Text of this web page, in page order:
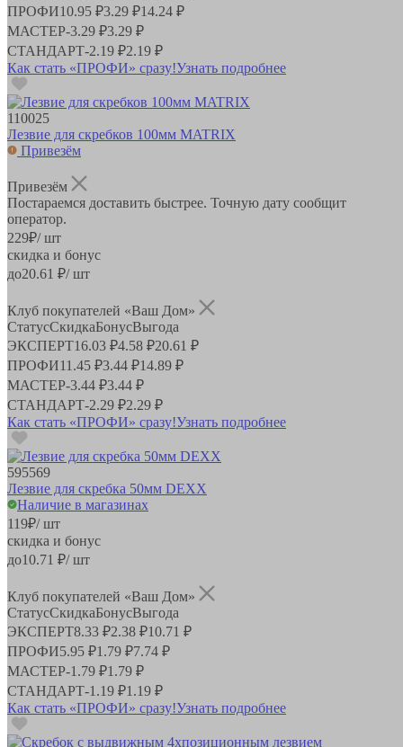
ПРОФИ10.95 ₽3.29 ₽14.24 ₽
МАСТЕР-3.29 ₽3.29 ₽
СТАНДАРТ-2.19 ₽2.19 ₽
Как стать «ПРОФИ» сразу!Узнать подробнее
110025
Лезвие для скребков 100мм MATRIX
Привезём
Привезём
Постараемся доставить быстрее. Точную дату сообщит
оператор.
229₽/ шт
скидка и бонус
до20.61 ₽/ шт
Клуб покупателей «Ваш Дом»
СтатусСкидкаБонусВыгода
ЭКСПЕРТ16.03 ₽4.58 ₽20.61 ₽
ПРОФИ11.45 ₽3.44 ₽14.89 ₽
МАСТЕР-3.44 ₽3.44 ₽
СТАНДАРТ-2.29 ₽2.29 ₽
Как стать «ПРОФИ» сразу!Узнать подробнее
595569
Лезвие для скребка 50мм DEXX
Наличие в магазинах
119₽/ шт
скидка и бонус
до10.71 ₽/ шт
Клуб покупателей «Ваш Дом»
СтатусСкидкаБонусВыгода
ЭКСПЕРТ8.33 ₽2.38 ₽10.71 ₽
ПРОФИ5.95 ₽1.79 ₽7.74 ₽
МАСТЕР-1.79 ₽1.79 ₽
СТАНДАРТ-1.19 ₽1.19 ₽
Как стать «ПРОФИ» сразу!Узнать подробнее